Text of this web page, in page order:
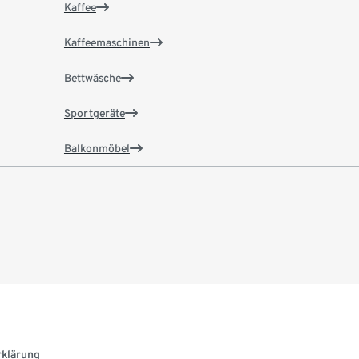
Kaffee
Kaffeemaschinen
Bettwäsche
Sportgeräte
Balkonmöbel